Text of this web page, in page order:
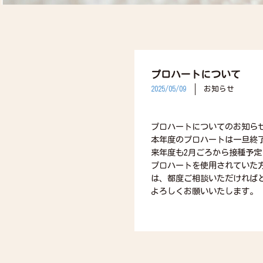
プロハートについて
2025/05/09 お知らせ
プロハートについてのお知ら
本年度のプロハートは一旦終
来年度も2月ごろから接種予
プロハートを使用されていた
は、都度ご相談いただければ
よろしくお願いいたします。